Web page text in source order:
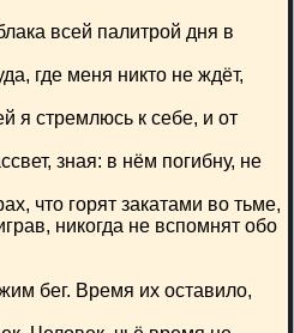
всей палитрой дня в
где меня никто не ждёт,
я стремлюсь к себе, и от
зная: в нём погибну, не
что горят закатами во тьме,
никогда не вспомнят обо
бег. Время их оставило,